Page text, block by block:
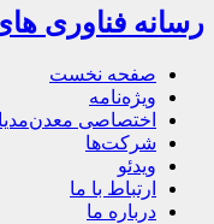
رسانه فناوری
صفحه نخست
ویژه‌نامه
اختصاصی معدن‌مدیا
شرکت‌ها
ویدئو
ارتباط با ما
درباره ما